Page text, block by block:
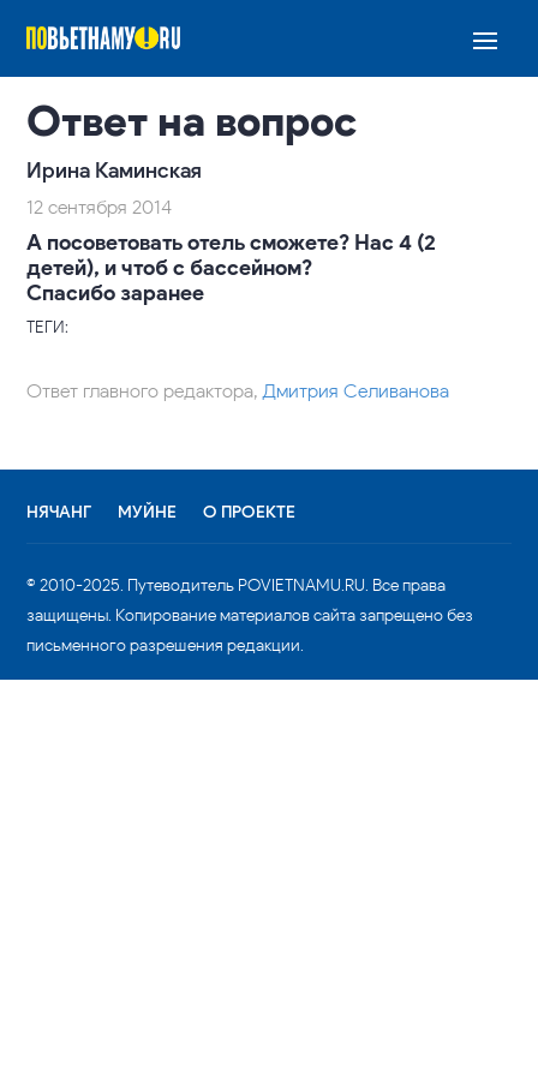
Ответ на вопрос
Ирина Каминская
12 сентября 2014
А посоветовать отель сможете? Нас 4 (2
детей), и чтоб с бассейном?
Спасибо заранее
ТЕГИ:
Ответ главного редактора,Дмитрия Селиванова
НЯЧАНГ МУЙНЕ О ПРОЕКТЕ
© 2010-2025. Путеводитель POVIETNAMU.RU. Все права
защищены. Копирование материалов сайта запрещено без
письменного разрешения редакции.